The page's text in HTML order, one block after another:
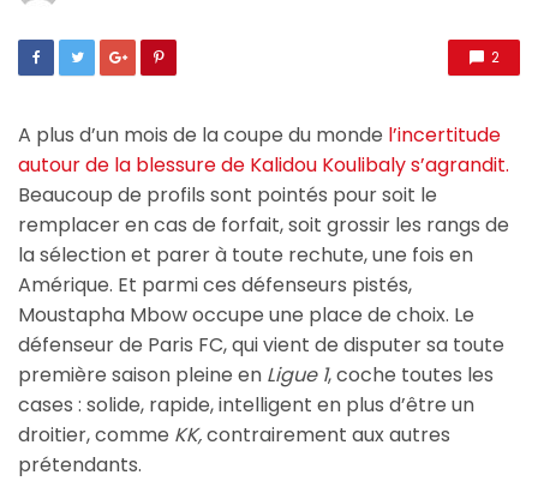
2
A plus d’un mois de la coupe du monde l’incertitude
autour de la blessure de Kalidou Koulibaly s’agrandit.
Beaucoup de profils sont pointés pour soit le
remplacer en cas de forfait, soit grossir les rangs de
la sélection et parer à toute rechute, une fois en
Amérique. Et parmi ces défenseurs pistés,
Moustapha Mbow occupe une place de choix. Le
défenseur de Paris FC, qui vient de disputer sa toute
première saison pleine en Ligue 1, coche toutes les
cases : solide, rapide, intelligent en plus d’être un
droitier, comme KK,contrairement aux autres
prétendants.